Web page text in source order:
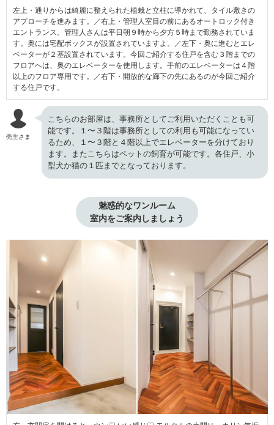
左上・通りからは綺麗に整えられた植栽と立柱に導かれて、タイル敷きの
アプローチを進みます。／右上・管理人室目の前にあるオートロック付き
エントランス。管理人さんは平日朝９時から夕方５時まで勤務されていま
す。奥には宅配ボックスが設置されていますよ。／左下・奥に進むとエレ
ベーターが２基設置されています。今回ご紹介する住戸を含む３階までの
フロアへは、奥のエレベーターを使用します。手前のエレベーターは４階
以上のフロア専用です。／右下・開放的な廊下の先にあるのが今回ご紹介
する住戸です。
売主さま
こちらのお部屋は、事務所としてご利用いただくことも可
能です。１〜３階は事務所としての利用も可能になってい
るため、１〜３階と４階以上でエレベーターを分けており
ます。またこちらはペットの飼育が可能です。各住戸、小
型犬か猫の１匹までとなっております。
魅惑的なワンルーム
室内をご案内しましょう